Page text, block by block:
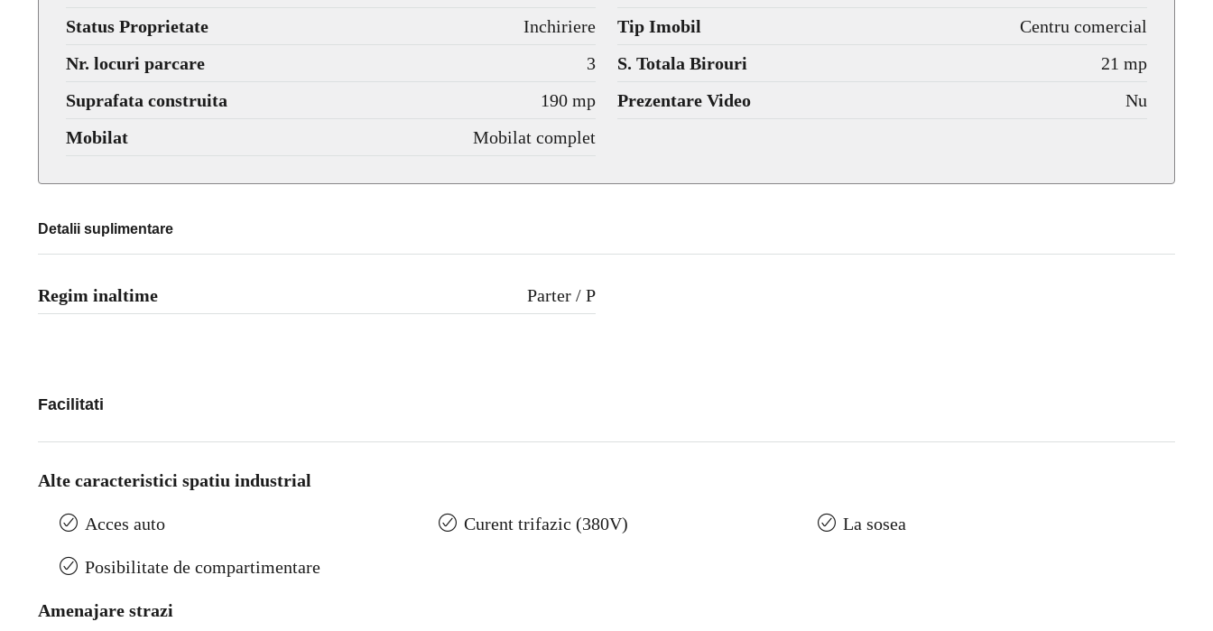
Status Proprietate
Inchiriere Tip Imobil
Centru comercial
Nr. locuri parcare
3 S. Totala Birouri
21 mp
Suprafata construita
190 mp Prezentare Video
Nu
Mobilat
Mobilat complet
Detalii suplimentare
Regim inaltime Parter / P
Facilitati
Alte caracteristici spatiu industrial
Acces auto Curent trifazic (380V) La sosea
Posibilitate de compartimentare
Amenajare strazi